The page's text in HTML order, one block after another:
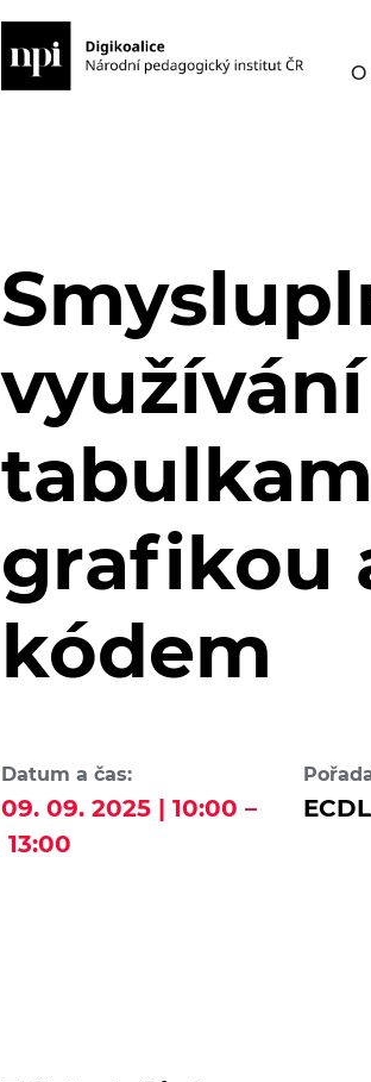
O
grafikou
kódem
Datum a čas:
09. 09. 2025 | 10:00 –
13:00
ECDL